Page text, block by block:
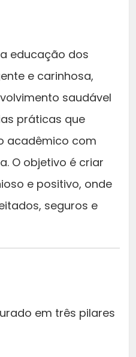
0
0
.
educação dos
e carinhosa,
saudável
práticas que
acadêmico com
O objetivo é criar
e positivo, onde
seguros e
em três pilares